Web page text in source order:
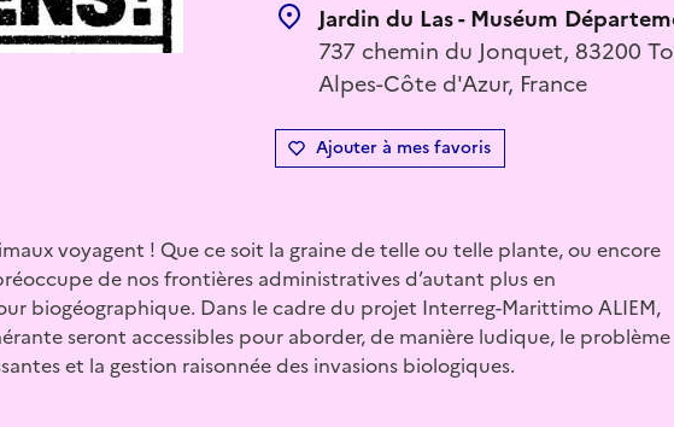
Jardin du Las - Muséum
737 chemin du Jonquet, 83200
Alpes-Côte d'Azur, France
Ajouter à mes favoris
voyagent ! Que ce soit la graine de telle ou telle plante, ou encore
de nos frontières administratives d’autant plus en
biogéographique. Dans le cadre du projet Interreg-Marittimo ALIEM,
seront accessibles pour aborder, de manière ludique, le problème
et la gestion raisonnée des invasions biologiques.